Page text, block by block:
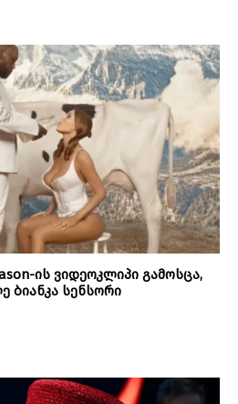
ის ვიდეოკლიპი გამოსცა,
ბიანკა სენსორი